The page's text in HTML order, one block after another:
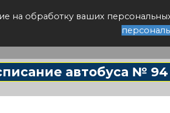
на обработку ваших
автобуса №